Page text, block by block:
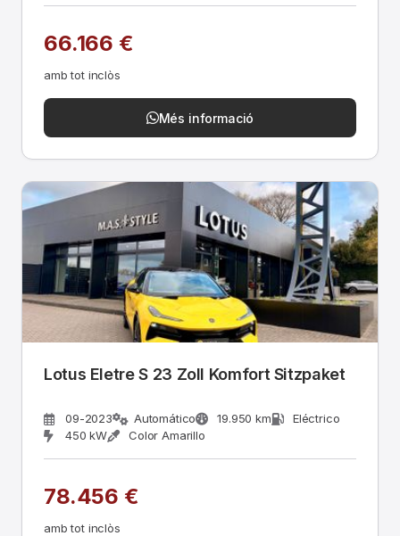
66.166 €
amb tot inclòs
Més informació
Lotus Eletre S 23 Zoll Komfort Sitzpaket
09-2023 Automático 19.950 km
Eléctrico
450 kW
Color Amarillo
78.456 €
amb tot inclòs